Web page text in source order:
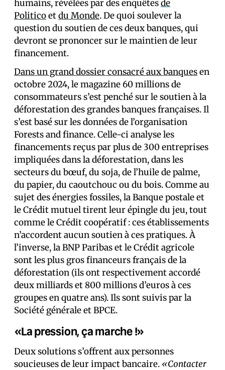
humains, révélées par des enquêtesde
Politicoetdu Monde. De quoi soulever la
question du soutien de ces deux banques, qui
devront se prononcer sur le maintien de leur
financement.
Dans un grand dossier consacré aux banquesen
octobre 2024, le magazine 60 millions de
consommateurs s’est penché sur le soutien à la
déforestation des grandes banques françaises. Il
s’est basé sur les données de l’organisation
Forests and finance. Celle-ci analyse les
financements reçus par plus de 300 entreprises
impliquées dans la déforestation, dans les
secteurs du bœuf, du soja, de l’huile de palme,
du papier, du caoutchouc ou du bois. Comme au
sujet des énergies fossiles, la Banque postale et
le Crédit mutuel tirent leur épingle du jeu, tout
comme le Crédit coopératif : ces établissements
n’accordent aucun soutien à ces pratiques. À
l’inverse, la BNP Paribas et le Crédit agricole
sont les plus gros financeurs français de la
déforestation (ils ont respectivement accordé
deux milliards et 800 millions d’euros à ces
groupes en quatre ans). Ils sont suivis par la
Société générale et BPCE.
«La pression, ça marche !»
Deux solutions s’offrent aux personnes
soucieuses de leur impact bancaire. «Contacter